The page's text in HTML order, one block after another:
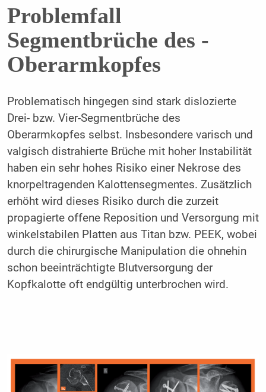
Problemfall
Segmentbrüche des ­
Oberarmkopfes
Problematisch hingegen sind stark dislozierte
Drei- bzw. Vier-Segmentbrüche des
Oberarmkopfes selbst. Insbesondere varisch und
valgisch distrahierte Brüche mit hoher Instabilität
haben ein sehr hohes Risiko einer Nekrose des
knorpeltragenden Kalottensegmentes. Zusätzlich
erhöht wird dieses Risiko durch die zurzeit
propagierte offene Reposition und Versorgung mit
winkelstabilen Platten aus Titan bzw. PEEK, wobei
durch die chirurgische Manipulation die ohnehin
schon beeinträchtigte Blutversorgung der
Kopfkalotte oft endgültig unterbrochen wird.